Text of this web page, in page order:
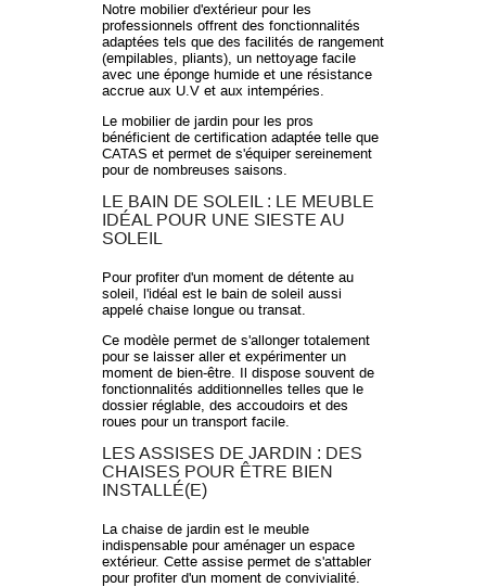
Notre mobilier d'extérieur pour les
professionnels offrent des fonctionnalités
adaptées tels que des facilités de rangement
(empilables, pliants), un nettoyage facile
avec une éponge humide et une résistance
accrue aux U.V et aux intempéries.
Le mobilier de jardin pour les pros
bénéficient de certification adaptée telle que
CATAS et permet de s'équiper sereinement
pour de nombreuses saisons.
LE BAIN DE SOLEIL : LE MEUBLE
IDÉAL POUR UNE SIESTE AU
SOLEIL
Pour profiter d'un moment de détente au
soleil, l'idéal est le bain de soleil aussi
appelé chaise longue ou transat.
Ce modèle permet de s'allonger totalement
pour se laisser aller et expérimenter un
moment de bien-être. Il dispose souvent de
fonctionnalités additionnelles telles que le
dossier réglable, des accoudoirs et des
roues pour un transport facile.
LES ASSISES DE JARDIN : DES
CHAISES POUR ÊTRE BIEN
INSTALLÉ(E)
La chaise de jardin est le meuble
indispensable pour aménager un espace
extérieur. Cette assise permet de s'attabler
pour profiter d'un moment de convivialité.